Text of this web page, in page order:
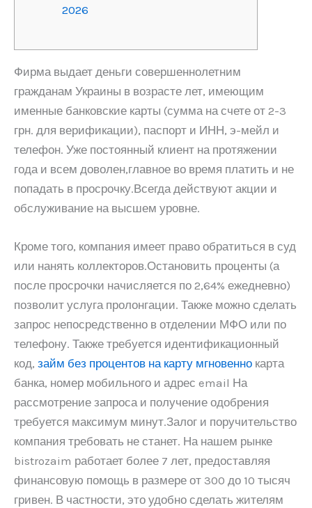
2026
Фирма выдает деньги совершеннолетним
гражданам Украины в возрасте лет, имеющим
именные банковские карты (сумма на счете от 2-3
грн. для верификации), паспорт и ИНН, э-мейл и
телефон. Уже постоянный клиент на протяжении
года и всем доволен,главное во время платить и не
попадать в просрочку.Всегда действуют акции и
обслуживание на высшем уровне.
Кроме того, компания имеет право обратиться в суд
или нанять коллекторов.Остановить проценты (а
после просрочки начисляется по 2,64% ежедневно)
позволит услуга пролонгации. Также можно сделать
запрос непосредственно в отделении МФО или по
телефону. Также требуется идентификационный
код, займ без процентов на карту мгновенно карта
банка, номер мобильного и адрес email На
рассмотрение запроса и получение одобрения
требуется максимум минут.Залог и поручительство
компания требовать не станет. На нашем рынке
bistrozaim работает более 7 лет, предоставляя
финансовую помощь в размере от 300 до 10 тысяч
гривен. В частности, это удобно сделать жителям